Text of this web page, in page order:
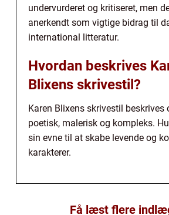
undervurderet og kritiseret, men
anerkendt som vigtige bidrag til
international litteratur.
Hvordan beskrives
Blixens skrivestil?
Karen Blixens skrivestil beskrives
poetisk, malerisk og kompleks.
sin evne til at skabe levende og
karakterer.
Få læst flere